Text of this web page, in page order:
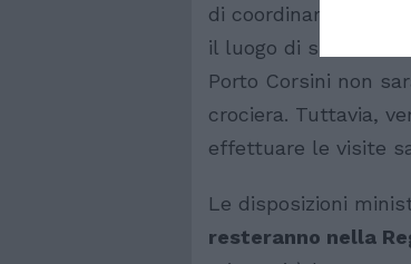
di coordinamento
il luogo di sbarco. Si
Porto Corsini non
crociera. Tuttavia,
effettuare le visite
Le disposizioni
resteranno nella